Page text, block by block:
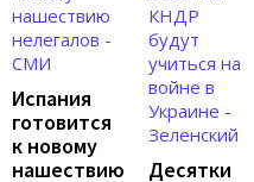
Испания
готовится
к новому
нашествию
Десятки